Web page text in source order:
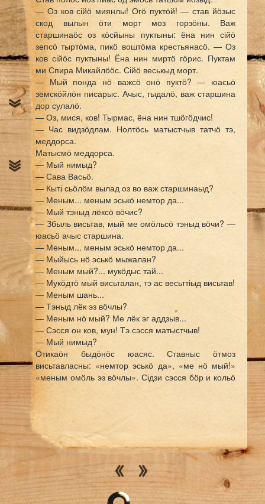
— Оз ков сійӧ миянлы! Огӧ пуктӧй! — став йӧзыс
скод вылын ӧти морт моз горзӧны. Важ
старшинаӧс оз кӧсйыны пуктыны: ёна нин сійӧ
зепсӧ тыртӧма, пикӧ воштӧма крестьянасӧ. — Оз
ков сійӧс пуктыны! Ёна нин миртӧ гӧрис. Пуктам
ми Спира Микайлӧӧс. Сійӧ веськыд морт.
— Мый понда нӧ важсӧ онӧ пуктӧ? — юасьӧ
земскӧйлӧн писарыс. Ачыс, тыдалӧ, важ старшина
дор сулалӧ.
— Оз, мися, ков! Тырмас, ёна нин тшӧгӧдчис!
— Час видзӧдлам. Нолтӧсь матыстчыв татчӧ тэ,
меддорса.
Матысмӧ меддорса.
— Мый нимыд?
— Сава Васьӧ.
— Кыті сьӧлӧм вылад оз во важ старшинаыд?
— Меным... меным эськӧ немтор да...
— Мый тэныд лёксӧ вӧчис?
— Збыль висьтав, мый ме омӧльсӧ тэныд вӧчи? —
юасьӧ ачыс старшина.
— Меным... меным эськӧ немтор да...
— Мыйысь нӧ эськӧ мыжалан?
— Меным мый?... мукӧдыс тай...
— Мукӧдтӧ мый висьталан, тэ ас весьттіыд висьтав!
— Меным шань...
— Тэныд лёк эз вӧчлы?
— Меным нӧ мый? Ме лёк эг аддзыв...
— Сэсся он ков, мун! Тэ сэсся матыстчыв!
— Мый нимыд?
Ӧтикаӧн быдӧнӧс юасяс. Ставныс ӧтмоз
висьтавласны: «немтор эськӧ да», «ме нӧ мый!»
«меным омӧль эз вӧчлы». Сідзи сэсся бӧр и кольӧ
выльысь бӧрйӧм бӧрад йӧзыдлы шуӧ: «Кывзӧй,
бур йӧз. Со ӧд ме кӧн нин служита тіянлы, дерт
эськӧ, абу кокни да, слабог ӧнӧдз тай эг на
некытчӧ дзугсьыв-а. Ті вот водзӧ кежлӧ менӧ
бурыштӧй, энӧ жалитӧ, содтыштӧ жалӧванньӧтӧ.
Ме ӧд ог на прӧста кор тіянлысь. Ме сайӧ оз на
вош. Со, аддзанныд?..» — зепсьыс зэв сюся кыскӧ
портманет, портманетсьыс сьӧм.